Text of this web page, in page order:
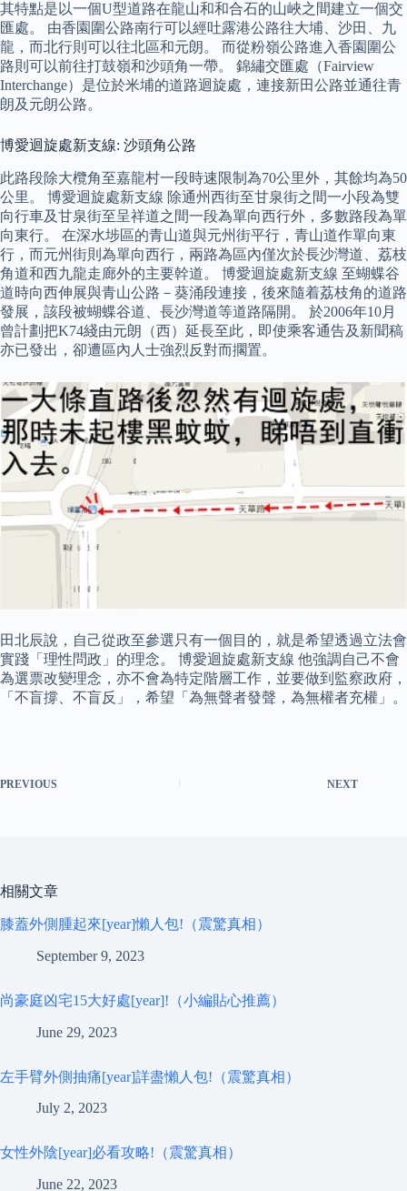
其特點是以一個U型道路在龍山和和合石的山峽之間建立一個交
匯處。 由香園圍公路南行可以經吐露港公路往大埔、沙田、九
龍，而北行則可以往北區和元朗。 而從粉嶺公路進入香園圍公
路則可以前往打鼓嶺和沙頭角一帶。 錦繡交匯處（Fairview
Interchange）是位於米埔的道路迴旋處，連接新田公路並通往青
朗及元朗公路。
博愛迴旋處新支線: 沙頭角公路
此路段除大欖角至嘉龍村一段時速限制為70公里外，其餘均為50
公里。 博愛迴旋處新支線 除通州西街至甘泉街之間一小段為雙
向行車及甘泉街至呈祥道之間一段為單向西行外，多數路段為單
向東行。 在深水埗區的青山道與元州街平行，青山道作單向東
行，而元州街則為單向西行，兩路為區內僅次於長沙灣道、荔枝
角道和西九龍走廊外的主要幹道。 博愛迴旋處新支線 至蝴蝶谷
道時向西伸展與青山公路－葵涌段連接，後來隨着荔枝角的道路
發展，該段被蝴蝶谷道、長沙灣道等道路隔開。 於2006年10月
曾計劃把K74綫由元朗（西）延長至此，即使乘客通告及新聞稿
亦已發出，卻遭區內人士強烈反對而擱置。
田北辰說，自己從政至參選只有一個目的，就是希望透過立法會
實踐「理性問政」的理念。 博愛迴旋處新支線 他強調自己不會
為選票改變理念，亦不會為特定階層工作，並要做到監察政府，
「不盲撐、不盲反」，希望「為無聲者發聲，為無權者充權」。
PREVIOUS NEXT
相關文章
膝蓋外側腫起來[year]懶人包!（震驚真相）
September 9, 2023
尚豪庭凶宅15大好處[year]!（小編貼心推薦）
June 29, 2023
左手臂外側抽痛[year]詳盡懶人包!（震驚真相）
July 2, 2023
女性外陰[year]必看攻略!（震驚真相）
June 22, 2023